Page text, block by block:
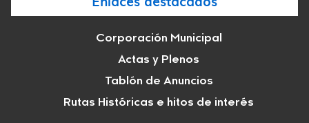
Corporación Municipal
Actas y Plenos
Tablón de Anuncios
Rutas Históricas e hitos de interés